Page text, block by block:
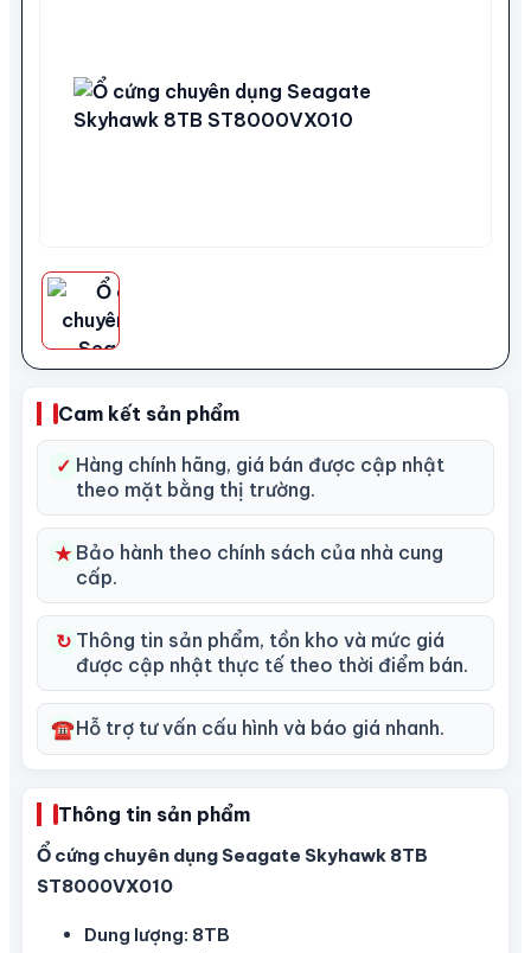
Cam kết sản phẩm
✓ Hàng chính hãng, giá bán được cập nhật
theo mặt bằng thị trường.
★ Bảo hành theo chính sách của nhà cung
cấp.
↻ Thông tin sản phẩm, tồn kho và mức giá
được cập nhật thực tế theo thời điểm bán.
☎Hỗ trợ tư vấn cấu hình và báo giá nhanh.
Thông tin sản phẩm
Ổ cứng chuyên dụng Seagate Skyhawk 8TB
ST8000VX010
Dung lượng: 8TB